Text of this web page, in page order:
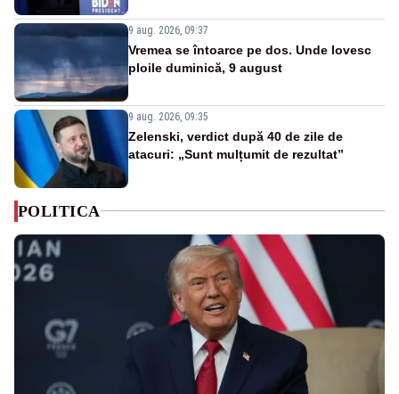
9 aug. 2026, 09:37
Vremea se întoarce pe dos. Unde lovesc
ploile duminică, 9 august
9 aug. 2026, 09:35
Zelenski, verdict după 40 de zile de
atacuri: „Sunt mulțumit de rezultat”
POLITICA